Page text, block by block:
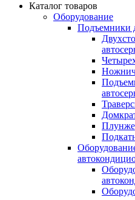
Каталог товаров
Оборудование
Подъемники